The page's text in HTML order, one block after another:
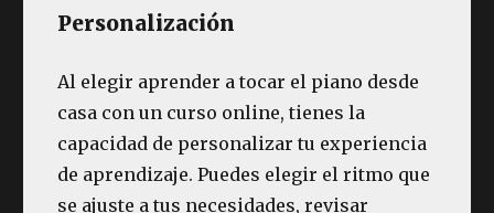
Personalización
Al elegir aprender a tocar el piano desde
casa con un curso online, tienes la
capacidad de personalizar tu experiencia
de aprendizaje. Puedes elegir el ritmo que
se ajuste a tus necesidades, revisar